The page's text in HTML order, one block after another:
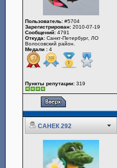
Пользователь: #5704
Зарегистрирован: 2010-07-19
Сообщений: 4791
Откуда: Санкт-Петербург, ЛО
Волосовский район.
Медали : 4
Пункты репутации: 319
САНЕК 292